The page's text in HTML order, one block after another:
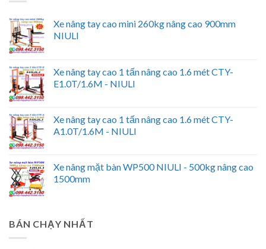
Xe nâng tay cao mini 260kg nâng cao 900mm
NIULI
Xe nâng tay cao 1 tấn nâng cao 1.6 mét CTY-
E1.0T/1.6M - NIULI
Xe nâng tay cao 1 tấn nâng cao 1.6 mét CTY-
A1.0T/1.6M - NIULI
Xe nâng mặt bàn WP500 NIULI - 500kg nâng cao
1500mm
BÁN CHẠY NHẤT